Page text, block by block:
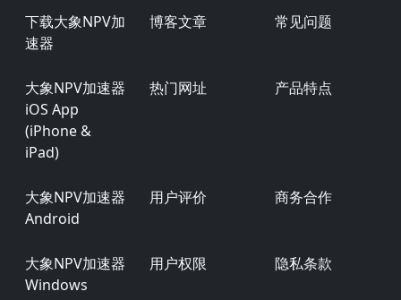
Footer
下载大象NPV加
速器
博客文章 常见问题
大象NPV加速器
iOS App
(iPhone &
iPad)
热门网址 产品特点
大象NPV加速器
Android
用户评价 商务合作
大象NPV加速器
Windows
用户权限 隐私条款